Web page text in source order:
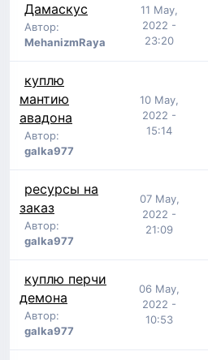
Дамаскус
Автор:
MehanizmRaya
11 May,
2022 -
23:20
куплю
мантию
авадона
Автор:
galka977
10 May,
2022 -
15:14
ресурсы на
заказ
Автор:
galka977
07 May,
2022 -
21:09
куплю перчи
демона
Автор:
galka977
06 May,
2022 -
10:53